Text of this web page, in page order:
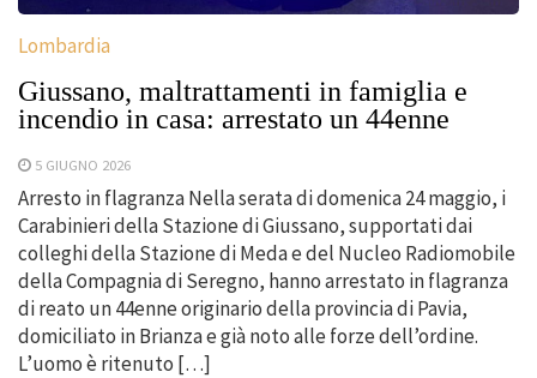
Lombardia
Giussano, maltrattamenti in famiglia e
incendio in casa: arrestato un 44enne
5 GIUGNO 2026
Arresto in flagranza Nella serata di domenica 24 maggio, i
Carabinieri della Stazione di Giussano, supportati dai
colleghi della Stazione di Meda e del Nucleo Radiomobile
della Compagnia di Seregno, hanno arrestato in flagranza
di reato un 44enne originario della provincia di Pavia,
domiciliato in Brianza e già noto alle forze dell’ordine.
L’uomo è ritenuto […]